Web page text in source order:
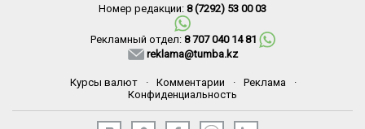
Номер редакции: 8 (7292) 53 00 03
Рекламный отдел: 8 707 040 14 81
reklama@tumba.kz
Курсы валют · Комментарии · Реклама
·
Конфиденциальность